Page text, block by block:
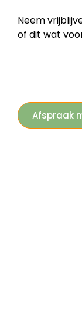
Neem
of dit wat
Afspraak